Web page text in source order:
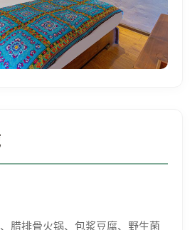
腊排骨火锅、包浆豆腐、野生菌